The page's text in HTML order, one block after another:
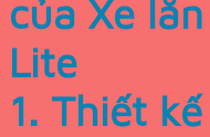
của Xe
Lite
1. Thiết